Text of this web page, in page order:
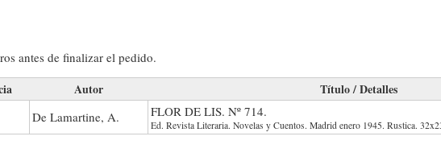
antes de finalizar el pedido.
Autor Título / Detalles
De Lamartine, A. FLOR DE LIS. Nº 714.
Ed. Revista Literaria. Novelas y Cuentos. Madrid enero 1945. Rustica.